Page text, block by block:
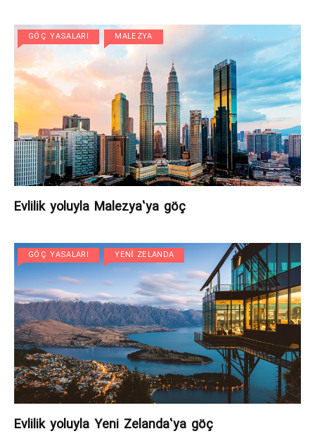
GÖÇ YASALARI MALEZYA
Evlilik yoluyla Malezya’ya göç
GÖÇ YASALARI YENI ZELANDA
Evlilik yoluyla Yeni Zelanda’ya göç